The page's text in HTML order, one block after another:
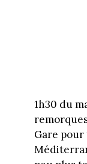
1h30 du
Gare